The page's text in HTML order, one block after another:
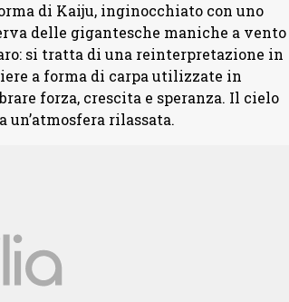
di Kaiju, inginocchiato con uno
delle gigantesche maniche a vento
si tratta di una reinterpretazione in
a forma di carpa utilizzate in
forza, crescita e speranza. Il cielo
rilassata.